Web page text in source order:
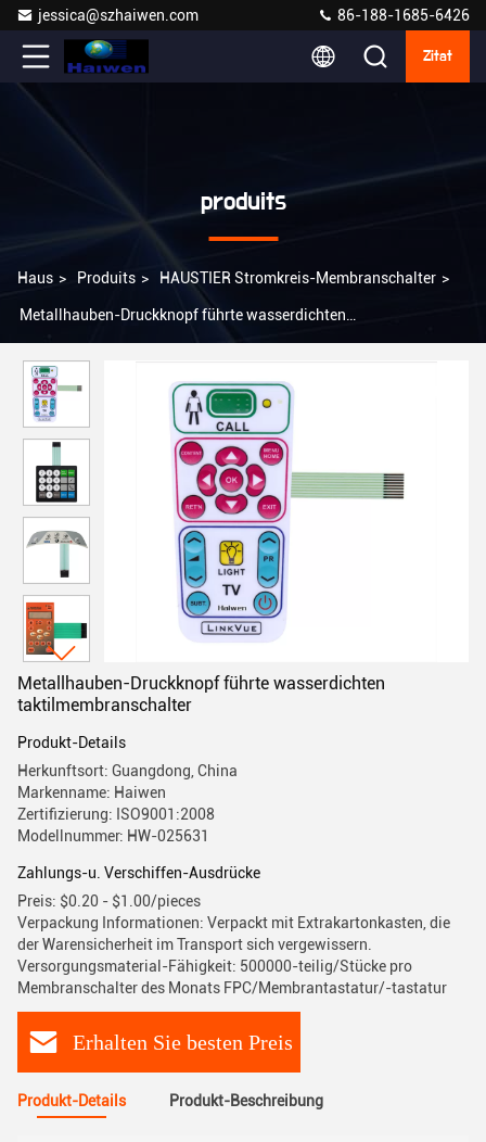
jessica@szhaiwen.com 86-188-1685-6426
Zitat
produits
Haus > Produits > HAUSTIER Stromkreis-Membranschalter >
Metallhauben-Druckknopf führte wasserdichten
Metallhauben-Druckknopf führte wasserdichten
taktilmembranschalter
Produkt-Details
Herkunftsort: Guangdong, China
Markenname: Haiwen
Zertifizierung: ISO9001:2008
Modellnummer: HW-025631
Zahlungs-u. Verschiffen-Ausdrücke
Preis: $0.20 - $1.00/pieces
Verpackung Informationen: Verpackt mit Extrakartonkasten, die
der Warensicherheit im Transport sich vergewissern.
Versorgungsmaterial-Fähigkeit: 500000-teilig/Stücke pro
Membranschalter des Monats FPC/Membrantastatur/-tastatur
Erhalten Sie besten Preis
Produkt-Details Produkt-Beschreibung